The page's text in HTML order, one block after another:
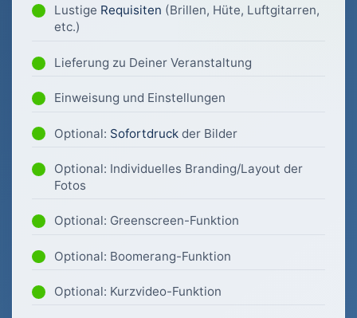
Lustige Requisiten (Brillen, Hüte, Luftgitarren,
etc.)
Lieferung zu Deiner Veranstaltung
Einweisung und Einstellungen
Optional: Sofortdruck der Bilder
Optional: Individuelles Branding/Layout der
Fotos
Optional: Greenscreen-Funktion
Optional: Boomerang-Funktion
Optional: Kurzvideo-Funktion